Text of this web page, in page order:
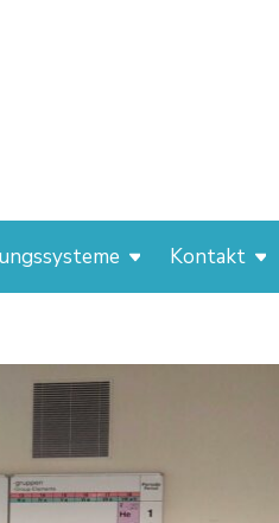
Kontakt